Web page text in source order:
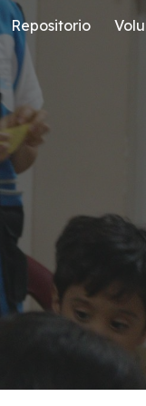
Repositorio